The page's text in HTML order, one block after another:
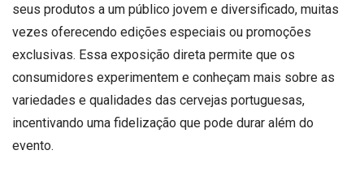
seus produtos a um público jovem e diversificado, muitas
vezes oferecendo edições especiais ou promoções
exclusivas. Essa exposição direta permite que os
consumidores experimentem e conheçam mais sobre as
variedades e qualidades das cervejas portuguesas,
incentivando uma fidelização que pode durar além do
evento.